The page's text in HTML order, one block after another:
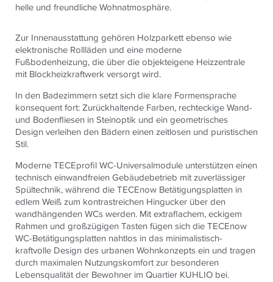
helle und freundliche Wohnatmosphäre.
Zur Innenausstattung gehören Holzparkett ebenso wie
elektronische Rollläden und eine moderne
Fußbodenheizung, die über die objekteigene Heizzentrale
mit Blockheizkraftwerk versorgt wird.
In den Badezimmern setzt sich die klare Formensprache
konsequent fort: Zurückhaltende Farben, rechteckige Wand-
und Bodenfliesen in Steinoptik und ein geometrisches
Design verleihen den Bädern einen zeitlosen und puristischen
Stil.
Moderne TECEprofil WC-Universalmodule unterstützen einen
technisch einwandfreien Gebäudebetrieb mit zuverlässiger
Spültechnik, während die TECEnow Betätigungsplatten in
edlem Weiß zum kontrastreichen Hingucker über den
wandhängenden WCs werden. Mit extraflachem, eckigem
Rahmen und großzügigen Tasten fügen sich die TECEnow
WC-Betätigungsplatten nahtlos in das minimalistisch-
kraftvolle Design des urbanen Wohnkonzepts ein und tragen
durch maximalen Nutzungskomfort zur besonderen
Lebensqualität der Bewohner im Quartier KUHLIO bei.